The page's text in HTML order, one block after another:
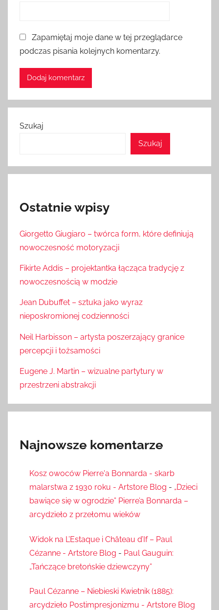
Zapamiętaj moje dane w tej przeglądarce
podczas pisania kolejnych komentarzy.
Szukaj
Szukaj
Ostatnie wpisy
Giorgetto Giugiaro – twórca form, które definiują
nowoczesność motoryzacji
Fikirte Addis – projektantka łącząca tradycję z
nowoczesnością w modzie
Jean Dubuffet – sztuka jako wyraz
nieposkromionej codzienności
Neil Harbisson – artysta poszerzający granice
percepcji i tożsamości
Eugene J. Martin – wizualne partytury w
przestrzeni abstrakcji
Najnowsze komentarze
Kosz owoców Pierre'a Bonnarda - skarb
malarstwa z 1930 roku - Artstore Blog - „Dzieci
bawiące się w ogrodzie” Pierre’a Bonnarda –
arcydzieło z przełomu wieków
Widok na L’Estaque i Château d’If – Paul
Cézanne - Artstore Blog - Paul Gauguin:
„Tańczące bretońskie dziewczyny”
Paul Cézanne – Niebieski Kwietnik (1885):
arcydzieło Postimpresjonizmu - Artstore Blog